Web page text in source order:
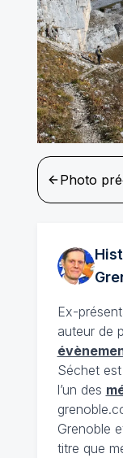
Photo
Ex-
auteur de
Séchet
l’un des
Grenoble
titre que